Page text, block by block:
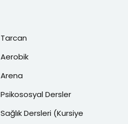
Dersler
Dersleri (Kursiye